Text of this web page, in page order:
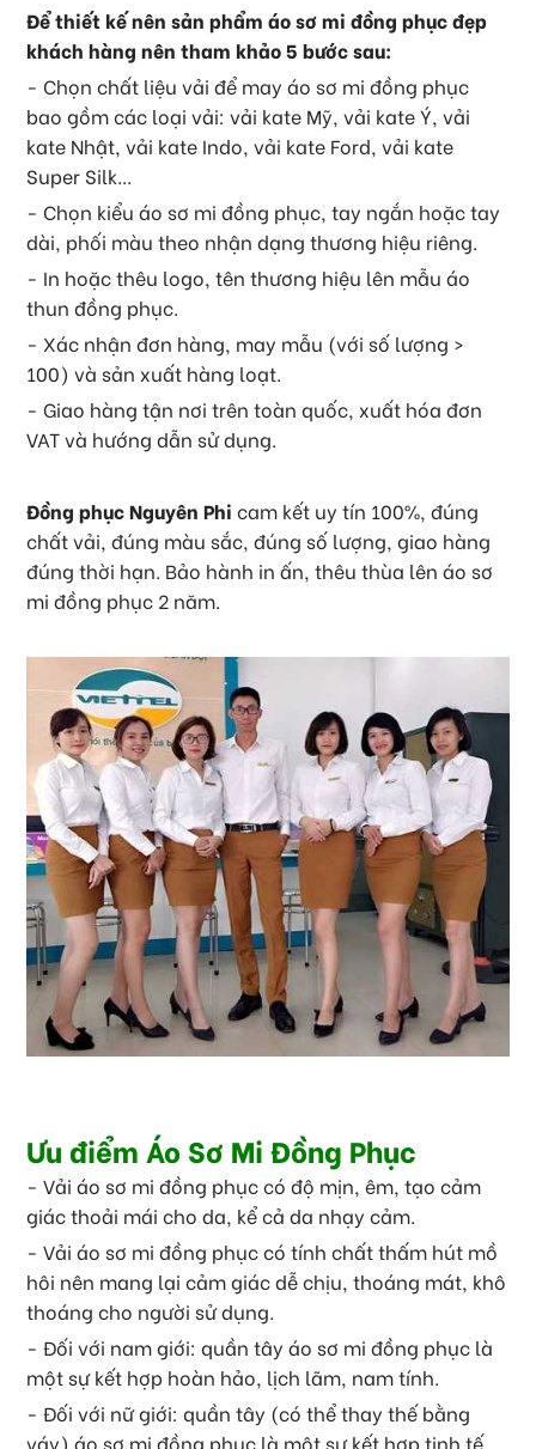
Để thiết kế nên sản phẩm áo sơ mi đồng phục đẹp
khách hàng nên tham khảo 5 bước sau:
- Chọn chất liệu vải để may áo sơ mi đồng phục
bao gồm các loại vải: vải kate Mỹ, vải kate Ý, vải
kate Nhật, vải kate Indo, vải kate Ford, vải kate
Super Silk...
- Chọn kiểu áo sơ mi đồng phục, tay ngắn hoặc tay
dài, phối màu theo nhận dạng thương hiệu riêng.
- In hoặc thêu logo, tên thương hiệu lên mẫu áo
thun đồng phục.
- Xác nhận đơn hàng, may mẫu (với số lượng >
100) và sản xuất hàng loạt.
- Giao hàng tận nơi trên toàn quốc, xuất hóa đơn
VAT và hướng dẫn sử dụng.
Đồng phục Nguyên Phicam kết uy tín 100%, đúng
chất vải, đúng màu sắc, đúng số lượng, giao hàng
đúng thời hạn. Bảo hành in ấn, thêu thùa lên áo sơ
mi đồng phục 2 năm.
Ưu điểm Áo Sơ Mi Đồng Phục
- Vải áo sơ mi đồng phục có độ mịn, êm, tạo cảm
giác thoải mái cho da, kể cả da nhạy cảm.
- Vải áo sơ mi đồng phục có tính chất thấm hút mồ
hôi nên mang lại cảm giác dễ chịu, thoáng mát, khô
thoáng cho người sử dụng.
- Đối với nam giới: quần tây áo sơ mi đồng phục là
một sự kết hợp hoàn hảo, lịch lãm, nam tính.
- Đối với nữ giới: quần tây (có thể thay thế bằng
váy) áo sơ mi đồng phục là một sự kết hợp tinh tế